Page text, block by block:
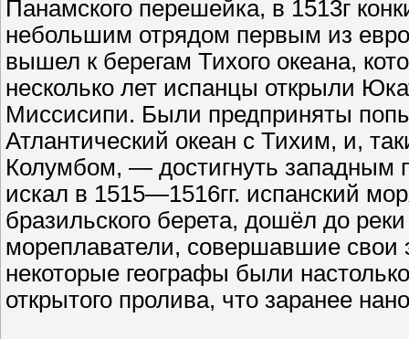
Панамского перешейка, в 1513г
небольшим отрядом первым из
вышел к берегам Тихого океана,
несколько лет испанцы открыли
Миссисипи. Были предприняты
Атлантический океан с Тихим, и,
Колумбом, — достигнуть западным
искал в 1515—1516гг. испанский
бразильского берета, дошёл до
мореплаватели, совершавшие
некоторые географы были
открытого пролива, что заранее